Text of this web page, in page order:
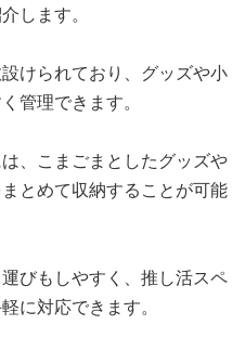
します。
けられており、グッズや小
管理できます。
、こまごまとしたグッズや
とめて収納することが可能
びもしやすく、推し活スペ
に対応できます。